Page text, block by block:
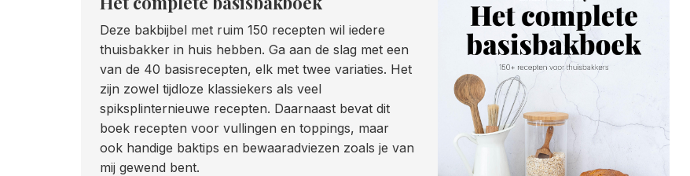
Deze bakbijbel met ruim 150 recepten wil iedere
thuisbakker in huis hebben. Ga aan de slag met een
van de 40 basisrecepten, elk met twee variaties. Het
zijn zowel tijdloze klassiekers als veel
spiksplinternieuwe recepten. Daarnaast bevat dit
boek recepten voor vullingen en toppings, maar
ook handige baktips en bewaaradviezen zoals je van
mij gewend bent.